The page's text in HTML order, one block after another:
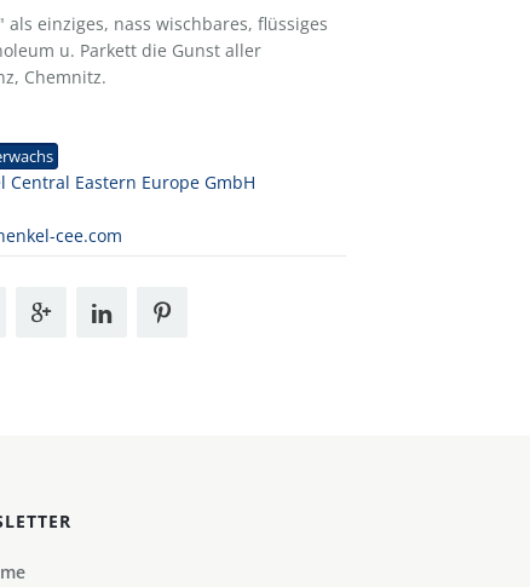
einziges, nass wischbares, flüssiges
u. Parkett die Gunst aller
Chemnitz.
Central Eastern Europe GmbH
cee.com